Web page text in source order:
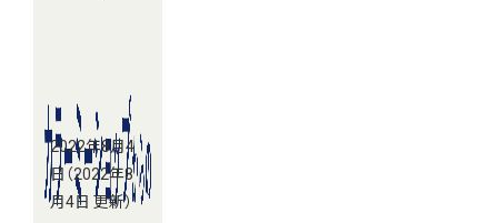
2022年8月4
日 （2022年8
月4日 更新）